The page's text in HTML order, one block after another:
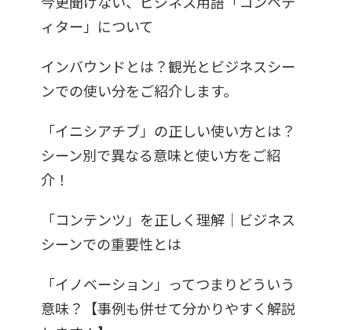
ィター」について
インバウンドとは？観光とビジネスシー
ンでの使い分をご紹介します。
「イニシアチブ」の正しい使い方とは？
シーン別で異なる意味と使い方をご紹
介！
「コンテンツ」を正しく理解｜ビジネス
シーンでの重要性とは
「イノベーション」ってつまりどういう
意味？【事例も併せて分かりやすく解説